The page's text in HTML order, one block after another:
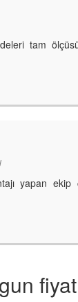
tam
yapan ekip